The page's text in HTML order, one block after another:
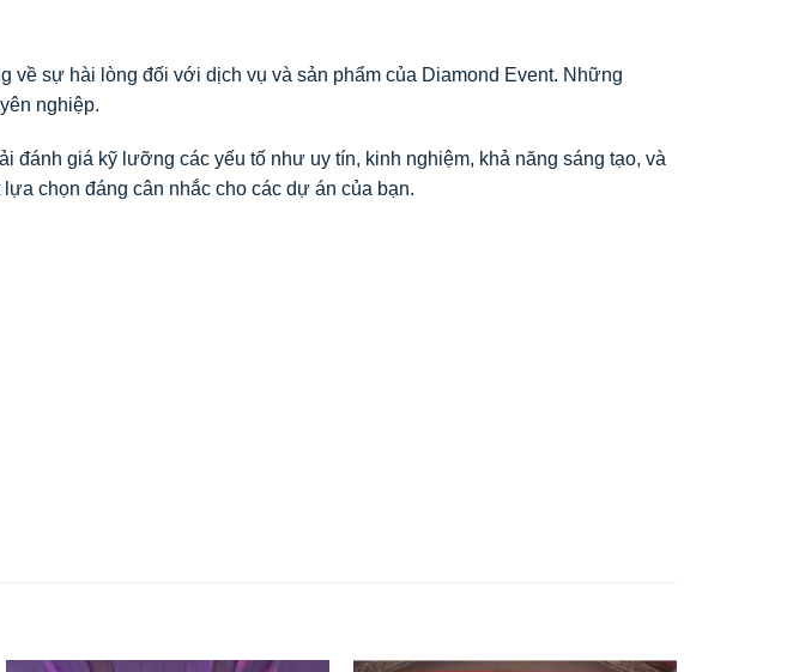
về sự hài lòng đối với dịch vụ và sản phẩm của Diamond Event. Những
nghiệp.
đánh giá kỹ lưỡng các yếu tố như uy tín, kinh nghiệm, khả năng sáng tạo, và
chọn đáng cân nhắc cho các dự án của bạn.